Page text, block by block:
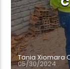
Tania Xiomara
05/30/2024